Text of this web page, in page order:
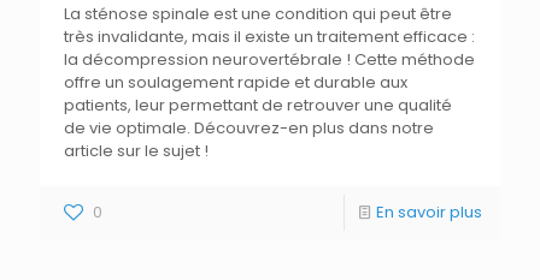
La sténose spinale est une condition qui peut être
très invalidante, mais il existe un traitement efficace :
la décompression neurovertébrale ! Cette méthode
offre un soulagement rapide et durable aux
patients, leur permettant de retrouver une qualité
de vie optimale. Découvrez-en plus dans notre
article sur le sujet !
0 En savoir plus